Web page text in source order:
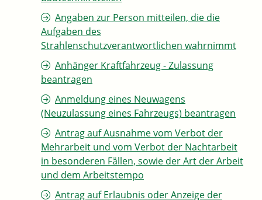
Angaben zur Person mitteilen, die die
Aufgaben des
Strahlenschutzverantwortlichen wahrnimmt
Anhänger Kraftfahrzeug - Zulassung
beantragen
Anmeldung eines Neuwagens
(Neuzulassung eines Fahrzeugs) beantragen
Antrag auf Ausnahme vom Verbot der
Mehrarbeit und vom Verbot der Nachtarbeit
in besonderen Fällen, sowie der Art der Arbeit
und dem Arbeitstempo
Antrag auf Erlaubnis oder Anzeige der